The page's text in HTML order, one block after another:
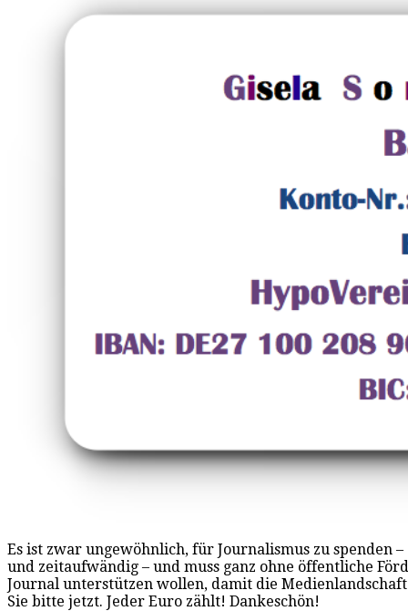
Es ist zwar ungewöhnlich, für Journalismus zu spenden
und zeitaufwändig – und muss ganz ohne öffentliche
Journal unterstützen wollen, damit die
Sie bitte jetzt. Jeder Euro zählt! Dankeschön!